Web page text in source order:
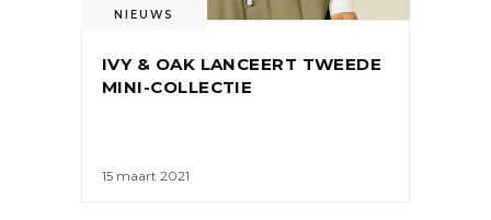
NIEUWS
IVY & OAK LANCEERT TWEEDE
MINI-COLLECTIE
15 maart 2021